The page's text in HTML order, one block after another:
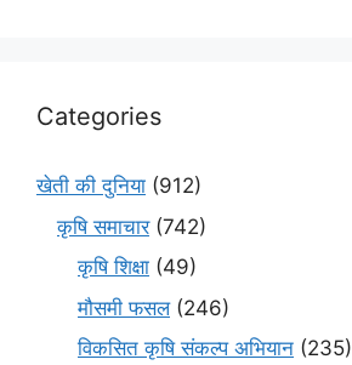
Categories
खेती की दुनिया (912)
कृषि समाचार(742)
कृषि शिक्षा (49)
मौसमी फसल(246)
विकसित कृषि संकल्प अभियान (235)